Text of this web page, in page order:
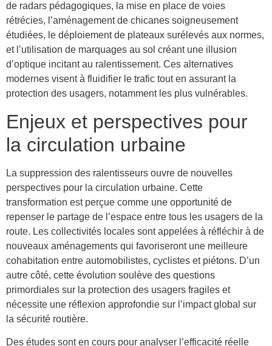
de radars pédagogiques, la mise en place de voies
rétrécies, l’aménagement de chicanes soigneusement
étudiées, le déploiement de plateaux surélevés aux normes,
et l’utilisation de marquages au sol créant une illusion
d’optique incitant au ralentissement. Ces alternatives
modernes visent à fluidifier le trafic tout en assurant la
protection des usagers, notamment les plus vulnérables.
Enjeux et perspectives pour
la circulation urbaine
La suppression des ralentisseurs ouvre de nouvelles
perspectives pour la circulation urbaine. Cette
transformation est perçue comme une opportunité de
repenser le partage de l’espace entre tous les usagers de la
route. Les collectivités locales sont appelées à réfléchir à de
nouveaux aménagements qui favoriseront une meilleure
cohabitation entre automobilistes, cyclistes et piétons. D’un
autre côté, cette évolution soulève des questions
primordiales sur la protection des usagers fragiles et
nécessite une réflexion approfondie sur l’impact global sur
la sécurité routière.
Des études sont en cours pour analyser l’efficacité réelle